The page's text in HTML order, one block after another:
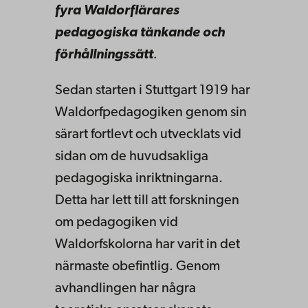
fyra Waldorflärares
pedagogiska tänkande och
förhållningssätt.
Sedan starten i Stuttgart 1919 har
Waldorfpedagogiken genom sin
särart fortlevt och utvecklats vid
sidan om de huvudsakliga
pedagogiska inriktningarna.
Detta har lett till att forskningen
om pedagogiken vid
Waldorfskolorna har varit in det
närmaste obefintlig. Genom
avhandlingen har några